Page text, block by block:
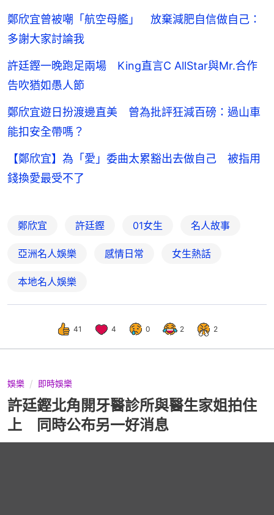
鄭欣宜曾被嘲「航空母艦」 放棄減肥自信做自己：
多謝大家討論我
許廷鏗一晚跑足兩場 King直言C AllStar與Mr.合作
告吹猶如愚人節
鄭欣宜遊日扮渡邊直美 曾為批評狂減百磅：過山車
能扣安全帶嗎？
【鄭欣宜】為「愛」委曲太累豁出去做自己 被指用
錢換愛最受不了
鄭欣宜 許廷鏗 01女生 名人故事
亞洲名人娛樂 感情日常 女生熱話
本地名人娛樂
41 4 0 2 2
娛樂 即時娛樂
許廷鏗北角開牙醫診所與醫生家姐拍住
上 同時公布另一好消息